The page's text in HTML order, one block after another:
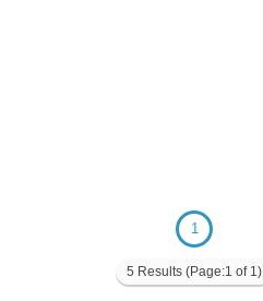
1
5 Results (Page:1 of 1)